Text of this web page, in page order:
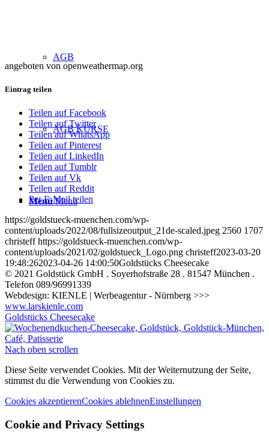
AGB
AGB KURSE
Menü Menü
angeboten von openweathermap.org
Eintrag teilen
Teilen auf Facebook
Teilen auf Twitter
Teilen auf WhatsApp
Teilen auf Pinterest
Teilen auf LinkedIn
Teilen auf Tumblr
Teilen auf Vk
Teilen auf Reddit
Per E-Mail teilen
https://goldstueck-muenchen.com/wp-
content/uploads/2022/08/fullsizeoutput_21de-scaled.jpeg 2560 1707
christeff https://goldstueck-muenchen.com/wp-
content/uploads/2021/02/goldstueck_Logo.png christeff2023-03-20
19:48:262023-04-26 14:00:50Goldstücks Cheesecake
© 2021 Goldstück GmbH . Soyerhofstraße 28 . 81547 München .
Telefon 089/96991339
Webdesign: KIENLE | Werbeagentur - Nürnberg >>>
www.larskienle.com
Goldstücks Cheesecake
Nach oben scrollen
Diese Seite verwendet Cookies. Mit der Weiternutzung der Seite,
stimmst du die Verwendung von Cookies zu.
Cookies akzeptierenCookies ablehnenEinstellungen
Cookie and Privacy Settings